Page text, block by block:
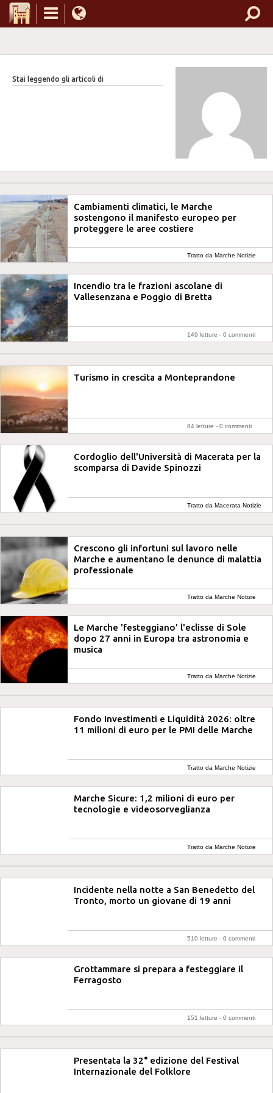
Stai leggendo gli articoli di
Cambiamenti climatici, le Marche
sostengono il manifesto europeo per
proteggere le aree costiere
Tratto da Marche Notizie
Incendio tra le frazioni ascolane di
Vallesenzana e Poggio di Bretta
149 letture - 0 commenti
Turismo in crescita a Monteprandone
84 letture - 0 commenti
Cordoglio dell'Università di Macerata per la
scomparsa di Davide Spinozzi
Tratto da Macerata Notizie
Crescono gli infortuni sul lavoro nelle
Marche e aumentano le denunce di malattia
professionale
Tratto da Marche Notizie
Le Marche 'festeggiano' l'eclisse di Sole
dopo 27 anni in Europa tra astronomia e
musica
Tratto da Marche Notizie
Fondo Investimenti e Liquidità 2026: oltre
11 milioni di euro per le PMI delle Marche
Tratto da Marche Notizie
Marche Sicure: 1,2 milioni di euro per
tecnologie e videosorveglianza
Tratto da Marche Notizie
Incidente nella notte a San Benedetto del
Tronto, morto un giovane di 19 anni
510 letture - 0 commenti
Grottammare si prepara a festeggiare il
Ferragosto
151 letture - 0 commenti
Presentata la 32° edizione del Festival
Internazionale del Folklore